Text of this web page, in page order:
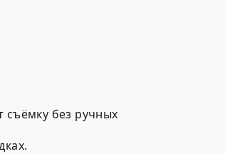
съёмку без ручных